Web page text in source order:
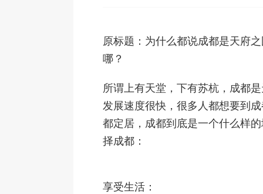
原标题：为什么都说成都是天府
哪？
所谓上有天堂，下有苏杭，成都
发展速度很快，很多人都想要到
都定居，成都到底是一个什么样
择成都：
享受生活：